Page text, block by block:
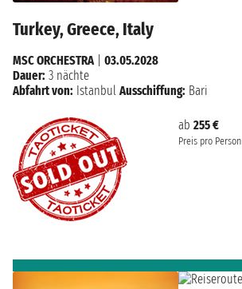
Turkey, Greece, Italy
ab 255 €
Preis pro Person
MSC ORCHESTRA| 03.05.2028
Dauer: 3 nächte
Abfahrt von: Istanbul Ausschiffung: Bari